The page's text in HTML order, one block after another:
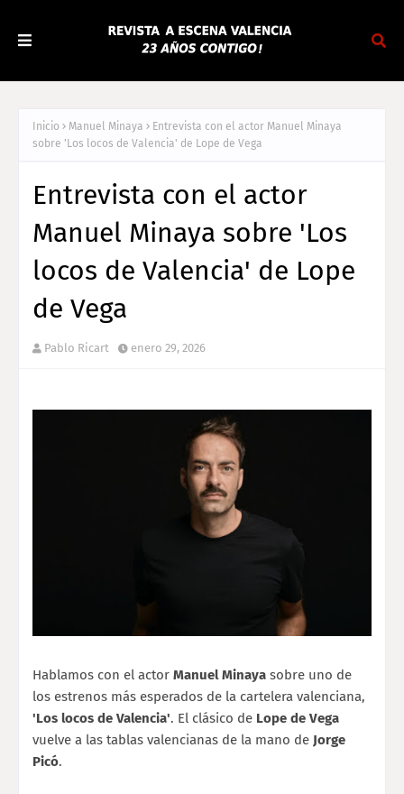
Inicio Manuel Minaya
Entrevista con el actor Manuel Minaya
sobre 'Los locos de Valencia' de Lope de Vega
Entrevista con el actor
Manuel Minaya sobre 'Los
locos de Valencia' de Lope
de Vega
Pablo Ricart enero 29, 2026
Hablamos con el actor Manuel Minaya sobre uno de
los estrenos más esperados de la cartelera valenciana,
'Los locos de Valencia'. El clásico de Lope de Vega
vuelve a las tablas valencianas de la mano de Jorge
Picó.